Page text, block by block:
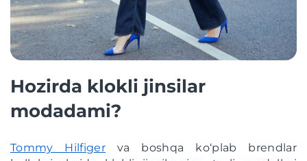
Hozirda klokli jinsilar
modadami?
Tommy Hilfiger va boshqa ko‘plab brendlar